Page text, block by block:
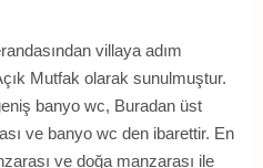
villaya adım
Mutfak olarak sunulmuştur.
banyo wc, Buradan üst
ve banyo wc den ibarettir. En
ve doğa manzarası ile